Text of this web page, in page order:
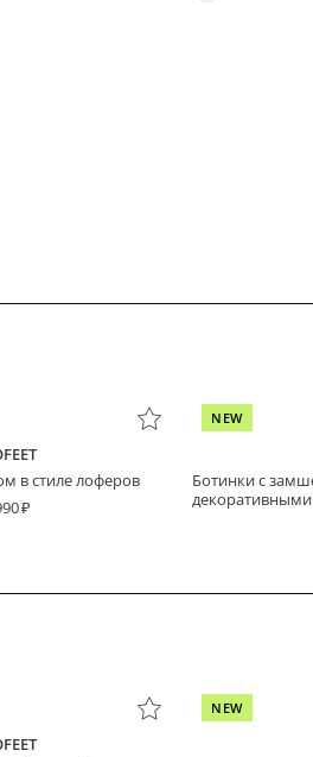
в стиле лоферов
NEW
Ботинки с
NEW